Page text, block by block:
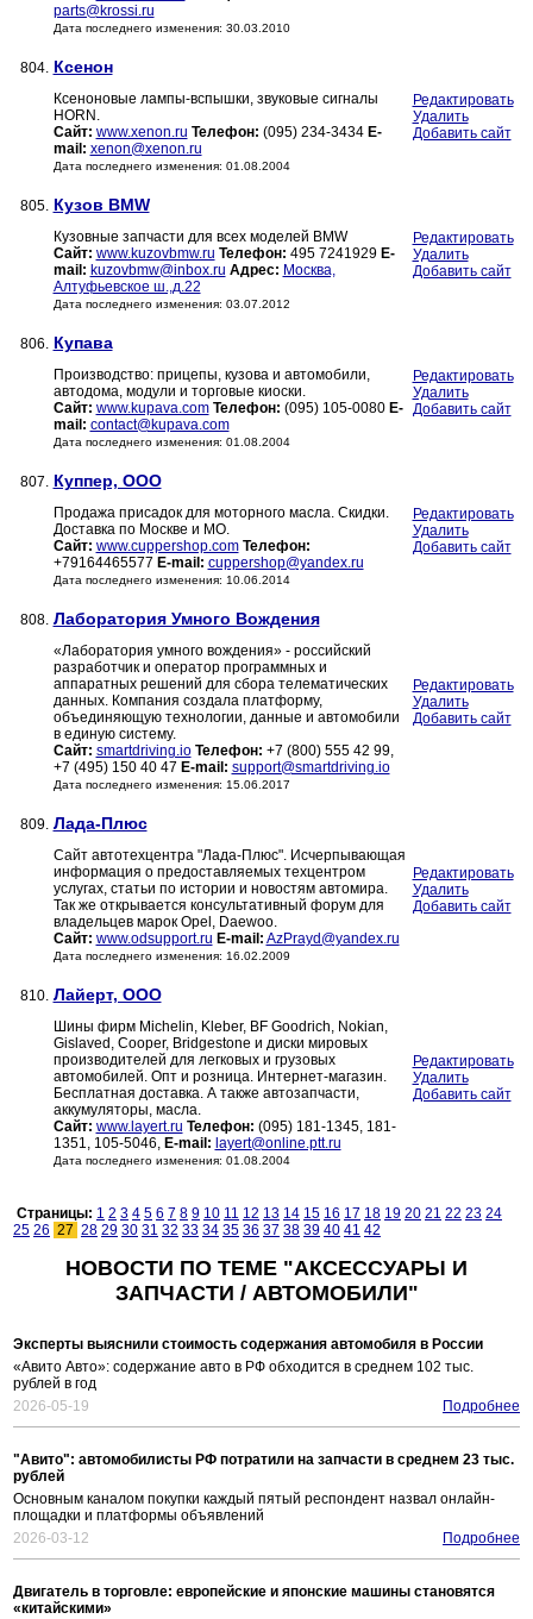
parts@krossi.ru
Дата последнего изменения: 30.03.2010
804. Ксенон
Ксеноновые лампы-вспышки, звуковые сигналы
HORN.
Сайт: www.xenon.ru Телефон: (095) 234-3434 E-
mail: xenon@xenon.ru
Дата последнего изменения: 01.08.2004
Редактировать
Удалить
Добавить сайт
805. Кузов BMW
Кузовные запчасти для всех моделей BMW
Сайт: www.kuzovbmw.ru Телефон: 495 7241929 E-
mail: kuzovbmw@inbox.ru Адрес: Москва,
Алтуфьевское ш.,д.22
Дата последнего изменения: 03.07.2012
Редактировать
Удалить
Добавить сайт
806. Купава
Производство: прицепы, кузова и автомобили,
автодома, модули и торговые киоски.
Сайт: www.kupava.com Телефон: (095) 105-0080 E-
mail: contact@kupava.com
Дата последнего изменения: 01.08.2004
Редактировать
Удалить
Добавить сайт
807. Куппер, ООО
Продажа присадок для моторного масла. Скидки.
Доставка по Москве и МО.
Сайт: www.cuppershop.com Телефон:
+79164465577 E-mail: cuppershop@yandex.ru
Дата последнего изменения: 10.06.2014
Редактировать
Удалить
Добавить сайт
808. Лаборатория Умного Вождения
«Лаборатория умного вождения» - российский
разработчик и оператор программных и
аппаратных решений для сбора телематических
данных. Компания создала платформу,
объединяющую технологии, данные и автомобили
в единую систему.
Сайт: smartdriving.io Телефон: +7 (800) 555 42 99,
+7 (495) 150 40 47 E-mail: support@smartdriving.io
Дата последнего изменения: 15.06.2017
Редактировать
Удалить
Добавить сайт
809. Лада-Плюс
Сайт автотехцентра "Лада-Плюс". Исчерпывающая
информация о предоставляемых техцентром
услугах, статьи по истории и новостям автомира.
Так же открывается консультативный форум для
владельцев марок Opel, Daewoo.
Сайт: www.odsupport.ru E-mail: AzPrayd@yandex.ru
Дата последнего изменения: 16.02.2009
Редактировать
Удалить
Добавить сайт
810. Лайерт, ООО
Шины фирм Michelin, Kleber, BF Goodrich, Nokian,
Gislaved, Cooper, Bridgestone и диски мировых
производителей для легковых и грузовых
автомобилей. Опт и розница. Интернет-магазин.
Бесплатная доставка. А также автозапчасти,
аккумуляторы, масла.
Сайт: www.layert.ru Телефон: (095) 181-1345, 181-
1351, 105-5046, E-mail: layert@online.ptt.ru
Дата последнего изменения: 01.08.2004
Редактировать
Удалить
Добавить сайт
Страницы: 1 2 3 4 5 6 7 8 9 10 11 12 13 14 15 16 17 18 19 20 21 22 23 24
25 26 27 28 29 30 31 32 33 34 35 36 37 38 39 40 41 42
НОВОСТИ ПО ТЕМЕ "АКСЕССУАРЫ И
ЗАПЧАСТИ / АВТОМОБИЛИ"
Эксперты выяснили стоимость содержания автомобиля в России
«Авито Авто»: содержание авто в РФ обходится в среднем 102 тыс.
рублей в год
2026-05-19
Подробнее
"Авито": автомобилисты РФ потратили на запчасти в среднем 23 тыс.
рублей
Основным каналом покупки каждый пятый респондент назвал онлайн-
площадки и платформы объявлений
2026-03-12
Подробнее
Двигатель в торговле: европейские и японские машины становятся
«китайскими»